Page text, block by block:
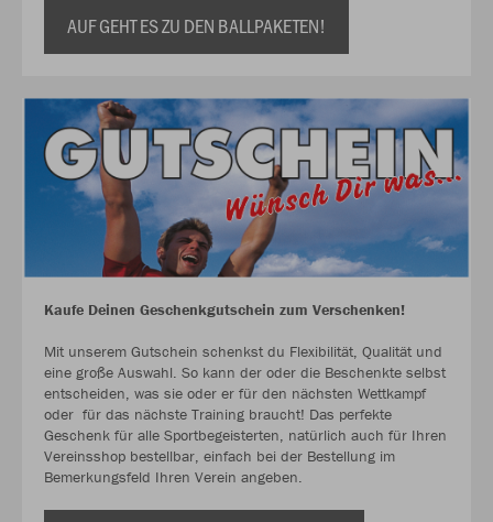
AUF GEHT ES ZU DEN BALLPAKETEN!
Kaufe Deinen Geschenkgutschein zum Verschenken!
Mit unserem Gutschein schenkst du Flexibilität, Qualität und
eine große Auswahl. So kann der oder die Beschenkte selbst
entscheiden, was sie oder er für den nächsten Wettkampf
oder für das nächste Training braucht! Das perfekte
Geschenk für alle Sportbegeisterten, natürlich auch für Ihren
Vereinsshop bestellbar, einfach bei der Bestellung im
Bemerkungsfeld Ihren Verein angeben.